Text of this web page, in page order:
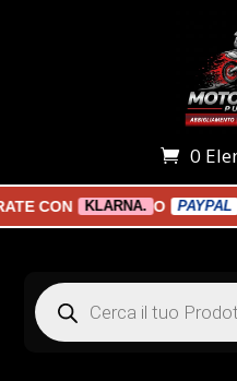
0
CON KLARNA. O PAYPAL
Products
search